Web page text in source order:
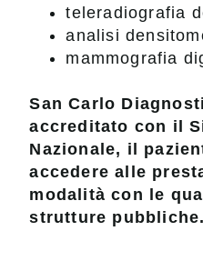
teleradiografia
analisi
mammografia
San Carlo
accreditato con il
Nazionale, il
accedere alle
modalità con le
strutture pubbliche.